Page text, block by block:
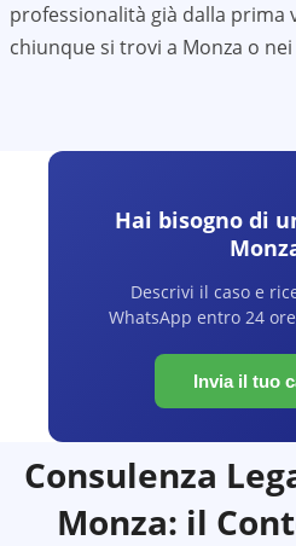
professionalità già dalla prima
chiunque si trovi a Monza o
Hai bisogno di
Descrivi il caso e
WhatsApp entro 24
Invia il tuo
Consulenza
Monza: il